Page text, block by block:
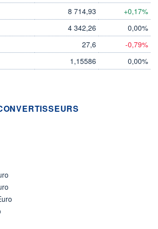
8 714,93 +0,17%
4 342,26 0,00%
27,6 -0,79%
1,15586 0,00%